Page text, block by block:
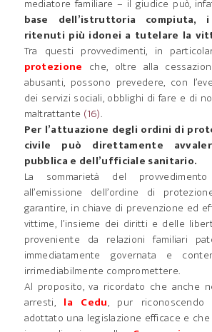
mediatore familiare – il giudice può,
base dell’istruttoria compiuta,
ritenuti più idonei a tutelare la
Tra questi provvedimenti, in
protezione che, oltre alla
abusanti, possono prevedere, con
dei servizi sociali, obblighi di fare e di
maltrattante (16).
Per l’attuazione degli ordini di
civile può direttamente
pubblica e dell’ufficiale sanitario.
La sommarietà del provvedimento
all’emissione dell’ordine di
garantire, in chiave di prevenzione ed
vittime, l’insieme dei diritti e delle
proveniente da relazioni familiari
immediatamente governata e
irrimediabilmente compromettere.
Al proposito, va ricordato che anche
arresti, la Cedu, pur riconoscendo
adottato una legislazione efficace e